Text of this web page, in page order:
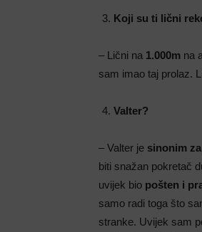
Koji su ti lični
– Lični na 1.000m na
sam imao taj prolaz.
Valter?
– Valter je sinonim
biti snažan pokretač
uvijek bio pošten i
samo radi toga što
stranke. Uvijek sam